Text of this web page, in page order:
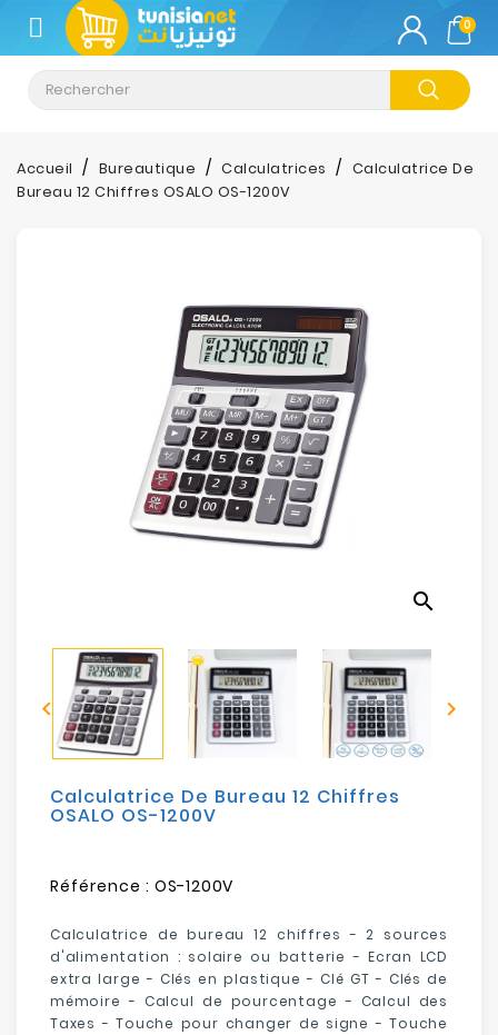
CATÉGORIE
Climatisation
Informatique
Electroménager
Sécurité
Mobilités
0
Accueil Bureautique Calculatrices
Calculatrice De
Bureau 12 Chiffres OSALO OS-1200V
search
 
Calculatrice De Bureau 12 Chiffres
OSALO OS-1200V
Référence : OS-1200V
Calculatrice de bureau 12 chiffres - 2 sources
d'alimentation : solaire ou batterie - Ecran LCD
extra large - Clés en plastique - Clé GT - Clés de
mémoire - Calcul de pourcentage - Calcul des
Taxes - Touche pour changer de signe - Touche